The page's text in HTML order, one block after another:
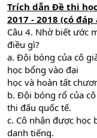
Trích dẫn Đề thi
2017 - 2018 (có đáp
Câu 4. Nhờ biết ước
điều gì?
a. Đội bóng của cô
học bổng vào đại
học và hoàn tất
b. Đội bóng rổ của
thi đấu quốc tế.
c. Cô nhận được
danh tiếng.